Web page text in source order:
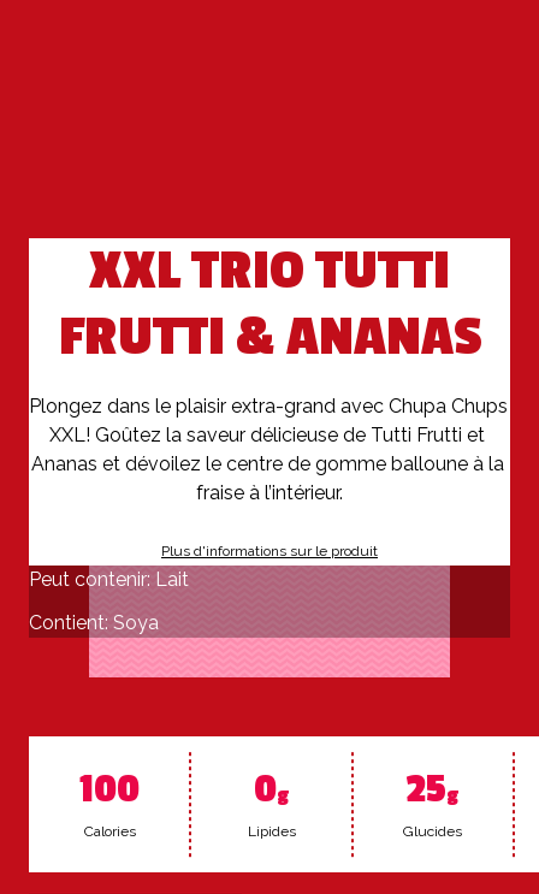
XXL TRIO TUTTI
FRUTTI & ANANAS
Plongez dans le plaisir extra-grand avec Chupa Chups
XXL! Goûtez la saveur délicieuse de Tutti Frutti et
Ananas et dévoilez le centre de gomme balloune à la
fraise à l’intérieur.
Plus d'informations sur le produit
Peut contenir: Lait
Contient: Soya
100
Ca­lo­ries
0g
Li­pides
25g
Glu­cides